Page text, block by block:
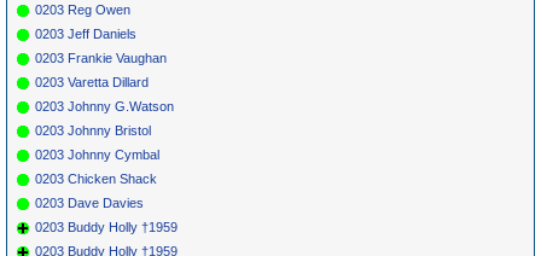
0203 Reg Owen
0203 Jeff Daniels
0203 Frankie Vaughan
0203 Varetta Dillard
0203 Johnny G.Watson
0203 Johnny Bristol
0203 Johnny Cymbal
0203 Chicken Shack
0203 Dave Davies
0203 Buddy Holly †1959
0203 Buddy Holly †1959